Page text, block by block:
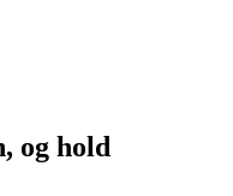
og hold